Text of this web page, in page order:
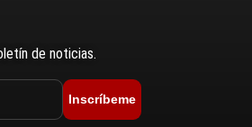
de noticias.
Inscríbeme